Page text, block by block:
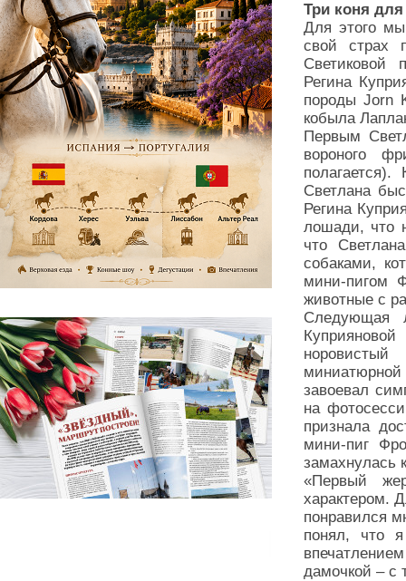
Три коня
Для этого
свой страх
Светиковой
Регина
породы Jorn
кобыла
Первым
вороного
Светлана
Регина
лошади, что
что
собаками,
мини-пигом
животные с
Следующая
завоевал
на
признала
мини-пиг
замахнулась
«Первый
характером.
понравился
понял, что
дамочкой – с